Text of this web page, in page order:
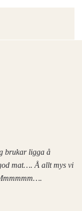
brukar ligga å
mat…. Å allt mys vi